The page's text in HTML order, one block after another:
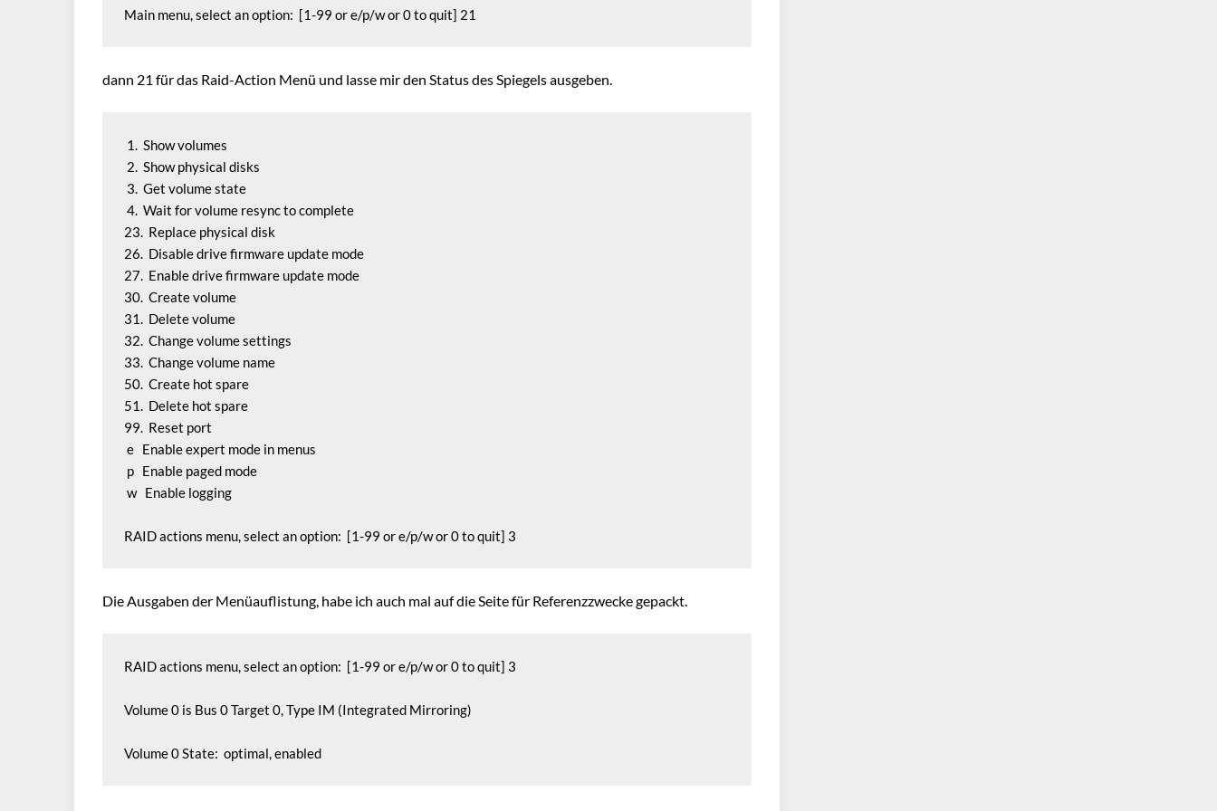
Main menu, select an option:  [1-99 or e/p/w or 0 to quit] 21
dann 21 für das Raid-Action Menü und lasse mir den Status des Spiegels ausgeben.
1.  Show volumes
2.  Show physical disks
3.  Get volume state
4.  Wait for volume resync to complete
23.  Replace physical disk
26.  Disable drive firmware update mode
27.  Enable drive firmware update mode
30.  Create volume
31.  Delete volume
32.  Change volume settings
33.  Change volume name
50.  Create hot spare
51.  Delete hot spare
99.  Reset port
e   Enable expert mode in menus
p   Enable paged mode
w   Enable logging
RAID actions menu, select an option:  [1-99 or e/p/w or 0 to quit] 3
Die Ausgaben der Menüauflistung, habe ich auch mal auf die Seite für Referenzzwecke gepackt.
RAID actions menu, select an option:  [1-99 or e/p/w or 0 to quit] 3
Volume 0 is Bus 0 Target 0, Type IM (Integrated Mirroring)
Volume 0 State:  optimal, enabled